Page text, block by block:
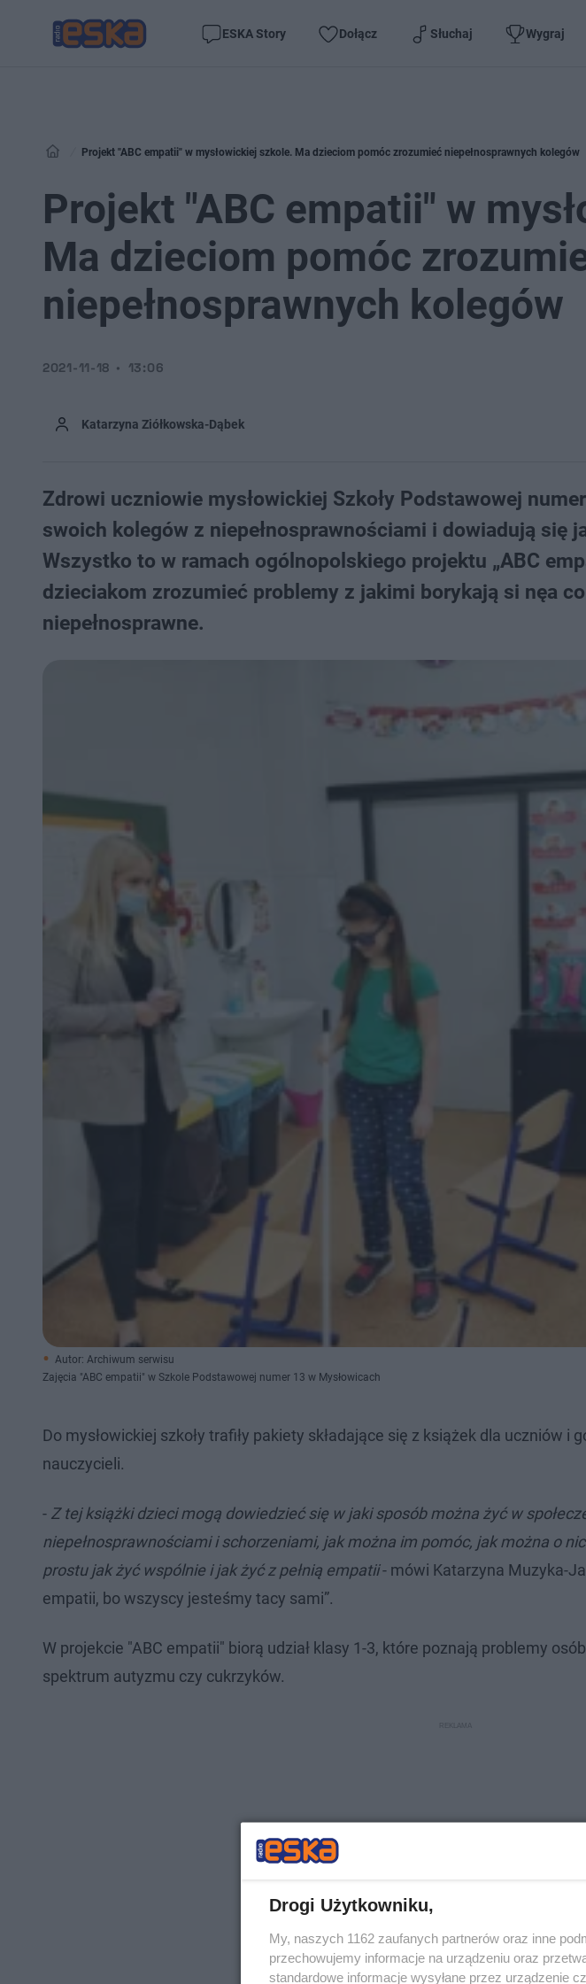
ESKA Story Dołącz Słuchaj Wygraj
Projekt "ABC empatii" w mysłowickiej szkole. Ma dzieciom pomóc zrozumieć niepełnosprawnych kolegów
Projekt "ABC empatii" w
Ma dzieciom pomóc
niepełnosprawnych kolegów
Katarzyna Ziółkowska-Dąbek
2021-11-18 13:06
Zdrowi uczniowie mysłowickiej Szkoły Podstawowej
swoich kolegów z niepełnosprawnościami i dowiadują się
Wszystko to w ramach ogólnopolskiego projektu „ABC
dzieciakom zrozumieć problemy z jakimi borykają si nęa
niepełnosprawne.
Autor: Archiwum serwisu
Zajęcia "ABC empatii" w Szkole Podstawowej numer 13 w Mysłowicach
Do mysłowickiej szkoły trafiły pakiety składające się z książek dla uczniów i
nauczycieli.
- Z tej książki dzieci mogą dowiedzieć się w jaki sposób można żyć w
niepełnosprawnościami i schorzeniami, jak można im pomóc, jak można o
prostu jak żyć wspólnie i jak żyć z pełnią empatii- mówi Katarzyna Muzyka-
empatii, bo wszyscy jesteśmy tacy sami”.
W projekcie "ABC empatii" biorą udział klasy 1-3, które poznają problemy
spektrum autyzmu czy cukrzyków.
Drogi Użytkowniku,
My, naszych 1162 zaufanych partnerów oraz inne
przechowujemy informacje na urządzeniu oraz
standardowe informacje wysyłane przez urządzenie